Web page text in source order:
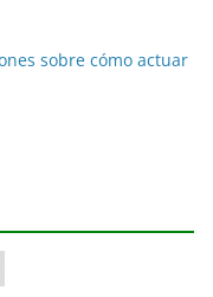
sobre cómo actuar